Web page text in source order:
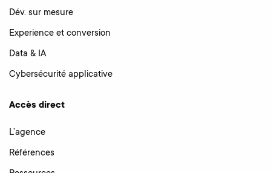
Dév. sur mesure
Experience et conversion
Data & IA
Cybersécurité applicative
Accès direct
L’agence
Références